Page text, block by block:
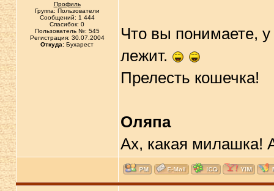
Профиль
Группа: Пользователи
Сообщений: 1 444
Спасибок: 0
Пользователь №: 545
Регистрация: 30.07.2004
Откуда: Бухарест
Что вы понимаете,
лежит.
Прелесть кошечка!
Оляпа
Ах, какая милашка!